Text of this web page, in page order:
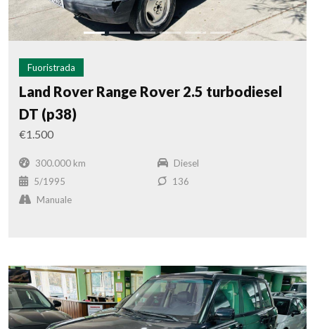
Fuoristrada
Land Rover Range Rover 2.5 turbodiesel
DT (p38)
€1.500
300.000 km
Diesel
5/1995
136
Manuale